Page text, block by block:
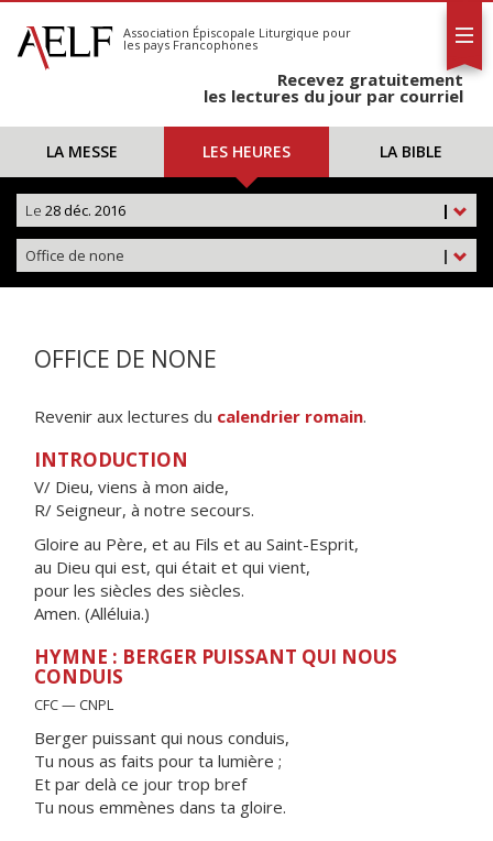
S'abonner
Calendrier
Association Épiscopale Liturgique pour
les pays Francophones
Recevez gratuitement
les lectures du jour par courriel
LA MESSE LES HEURES LA BIBLE
|
Le 28 déc. 2016
|
Office de none
OFFICE DE NONE
Revenir aux lectures du calendrier romain.
INTRODUCTION
V/ Dieu, viens à mon aide,
R/ Seigneur, à notre secours.
Gloire au Père, et au Fils et au Saint-Esprit,
au Dieu qui est, qui était et qui vient,
pour les siècles des siècles.
Amen. (Alléluia.)
HYMNE : BERGER PUISSANT QUI NOUS
CONDUIS
CFC — CNPL
Berger puissant qui nous conduis,
Tu nous as faits pour ta lumière ;
Et par delà ce jour trop bref
Tu nous emmènes dans ta gloire.